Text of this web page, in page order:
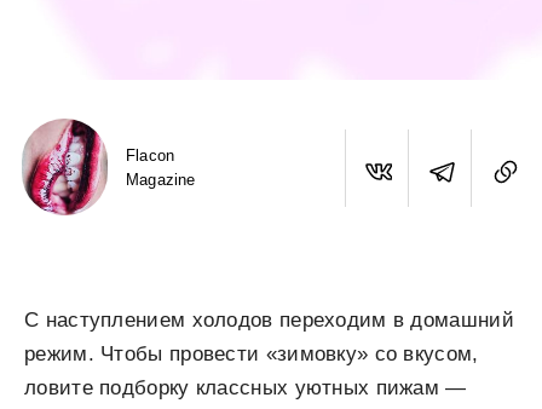
Flacon
Magazine
С наступлением холодов переходим в домашний
режим. Чтобы провести «зимовку» со вкусом,
ловите подборку классных уютных пижам —